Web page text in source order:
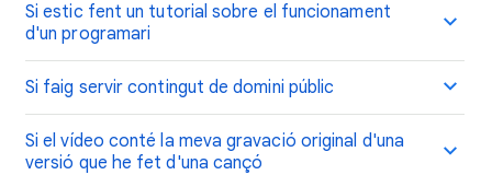
Si estic fent un tutorial sobre el funcionament
d'un programari
Si faig servir contingut de domini públic
Si el vídeo conté la meva gravació original d'una
versió que he fet d'una cançó